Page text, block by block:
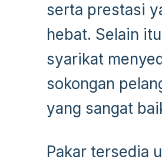
serta prestasi
hebat. Selain
syarikat
sokongan
yang sangat
Pakar tersedia